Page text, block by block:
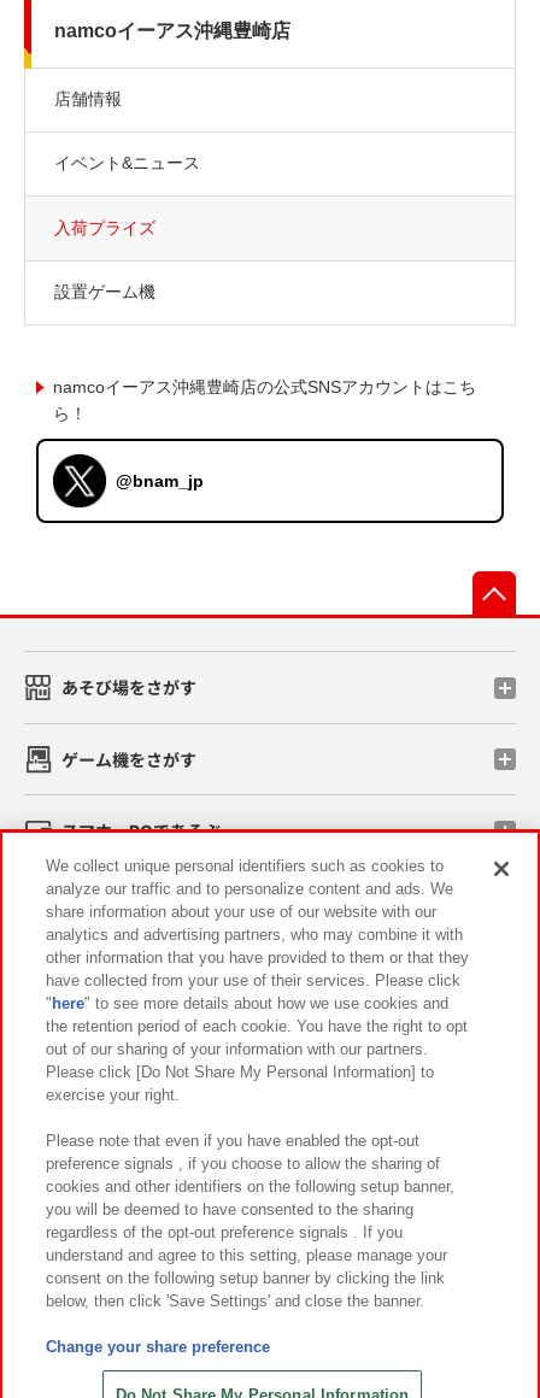
namcoイーアス沖縄豊崎店
店舗情報
イベント&ニュース
入荷プライズ
設置ゲーム機
namcoイーアス沖縄豊崎店の公式SNSアカウントはこち
ら！
@bnam_jp
あそび場をさがす
ゲーム機をさがす
スマホ・PCであそぶ
イベント・キャンペーン
関連会社 サステナビリティ サイトポリシー
プライバシーポリシー ウェブアクセシビリティ方針と検証結果
お取引先さまとともに
カスタマーハラスメント対応方針 よくあるご質問・お問い合わせ
©Bandai Namco Amusement Inc.
©Bandai Namco Amusement Lab Inc.
©HANAYASHIKI Co., Ltd. All Rights Reserved.
We collect unique personal identifiers such as cookies to
analyze our traffic and to personalize content and ads. We
share information about your use of our website with our
analytics and advertising partners, who may combine it with
other information that you have provided to them or that they
have collected from your use of their services. Please click
" here" to see more details about how we use cookies and
the retention period of each cookie. You have the right to opt
out of our sharing of your information with our partners.
Please click [Do Not Share My Personal Information] to
exercise your right.
Please note that even if you have enabled the opt-out
preference signals , if you choose to allow the sharing of
cookies and other identifiers on the following setup banner,
you will be deemed to have consented to the sharing
regardless of the opt-out preference signals . If you
understand and agree to this setting, please manage your
consent on the following setup banner by clicking the link
below, then click 'Save Settings' and close the banner.
Change your share preference